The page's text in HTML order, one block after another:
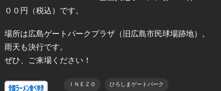
００円（税込）です。
場所は広島ゲートパークプラザ（旧広島市民球場跡地）。
雨天も決行です。
ぜひ、ご来場ください！
ＩＮＥＺＯ ひろしまゲートパーク